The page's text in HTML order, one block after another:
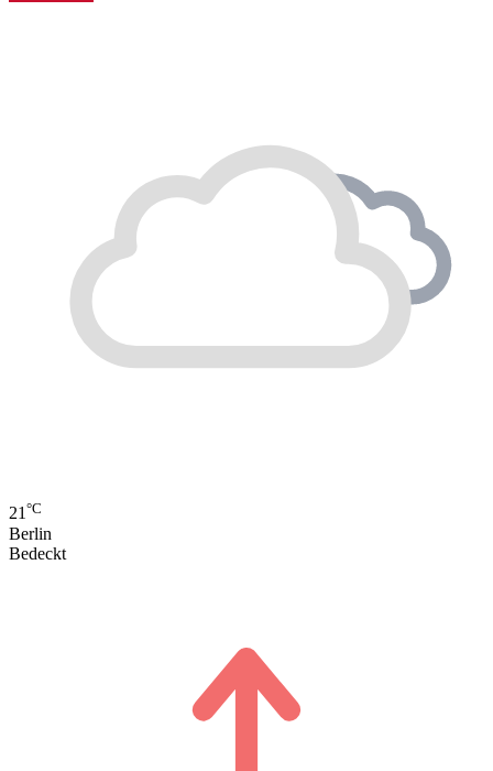
21°C
Berlin
Bedeckt